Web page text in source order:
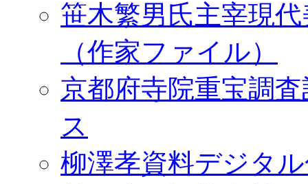
笹木繁男氏主宰現
（作家ファイル）
京都府寺院重宝調
ス
柳澤孝資料デジタ